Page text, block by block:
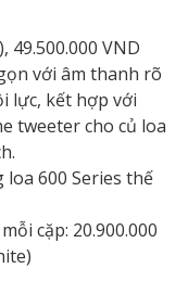
49.500.000 VND
với âm thanh rõ
lực, kết hợp với
tweeter cho củ loa
cặp: 20.900.000